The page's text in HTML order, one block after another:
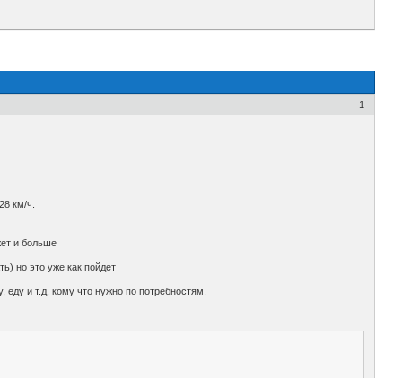
1
км/ч.
и больше
но это уже как пойдет
и т.д. кому что нужно по потребностям.